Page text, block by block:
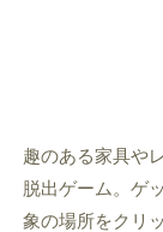
趣のある家具や
脱出ゲーム。ゲ
象の場所をクリ